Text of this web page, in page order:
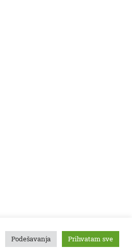
Podešavanja Prihvatam sve